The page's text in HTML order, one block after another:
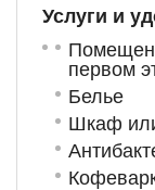
Услуги и
первом
Белье
Шкаф